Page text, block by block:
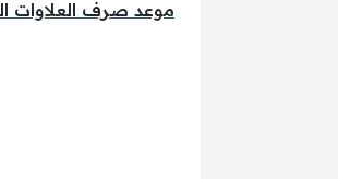
موعد صرف العلاوات